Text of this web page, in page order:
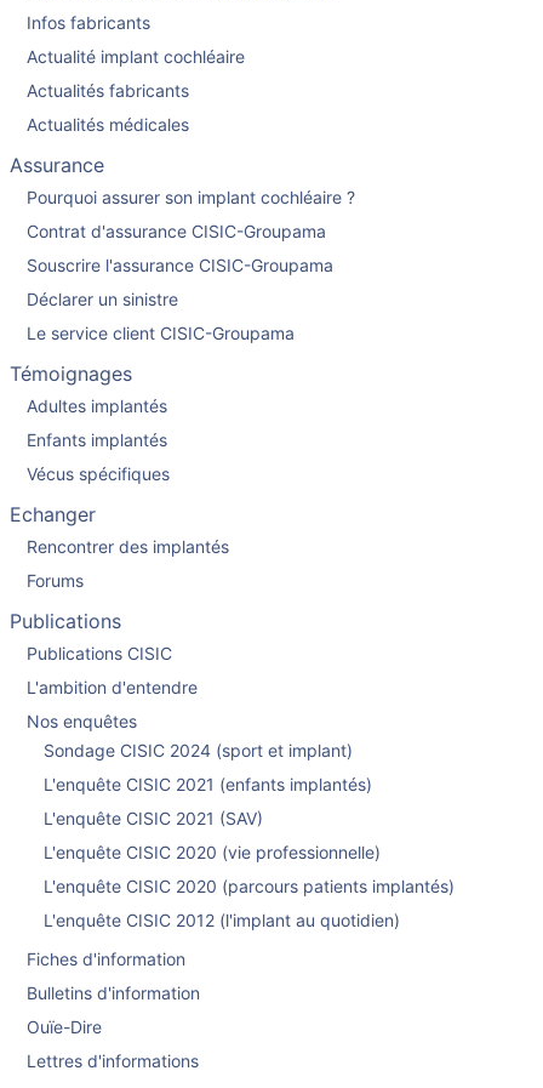
Infos fabricants
Actualité implant cochléaire
Actualités fabricants
Actualités médicales
Assurance
Pourquoi assurer son implant cochléaire ?
Contrat d'assurance CISIC-Groupama
Souscrire l'assurance CISIC-Groupama
Déclarer un sinistre
Le service client CISIC-Groupama
Témoignages
Adultes implantés
Enfants implantés
Vécus spécifiques
Echanger
Rencontrer des implantés
Forums
Publications
Publications CISIC
L'ambition d'entendre
Nos enquêtes
Sondage CISIC 2024 (sport et implant)
L'enquête CISIC 2021 (enfants implantés)
L'enquête CISIC 2021 (SAV)
L'enquête CISIC 2020 (vie professionnelle)
L'enquête CISIC 2020 (parcours patients implantés)
L'enquête CISIC 2012 (l'implant au quotidien)
Fiches d'information
Bulletins d'information
Ouïe-Dire
Lettres d'informations